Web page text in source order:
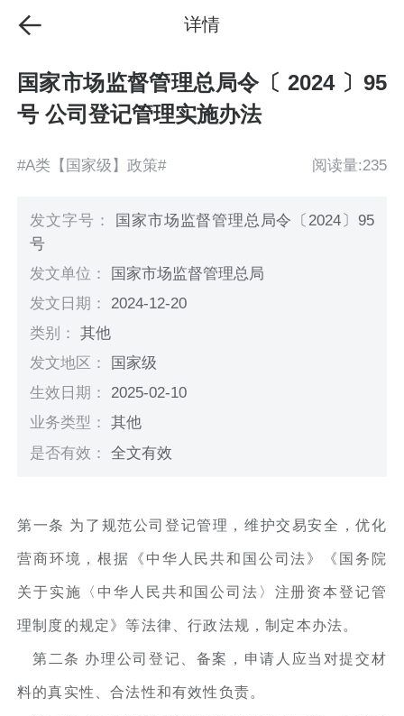
详情
国家市场监督管理总局令〔 2024 〕95
号 公司登记管理实施办法
#A类【国家级】政策# 阅读量:235
发文字号： 国家市场监督管理总局令〔2024〕95
号
发文单位： 国家市场监督管理总局
发文日期： 2024-12-20
类别：其他
发文地区：
国家级
生效日期： 2025-02-10
业务类型：其他
是否有效：全文有效
第一条 为了规范公司登记管理，维护交易安全，优化
营商环境，根据《中华人民共和国公司法》《国务院
关于实施〈中华人民共和国公司法〉注册资本登记管
理制度的规定》等法律、行政法规，制定本办法。
第二条 办理公司登记、备案，申请人应当对提交材
料的真实性、合法性和有效性负责。